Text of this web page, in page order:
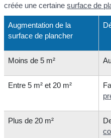
créée une certainesurface de
Augmentation de la
surface de plancher
Moins de 5 m²
Entre 5 m² et 20 m²
Plus de 20 m²